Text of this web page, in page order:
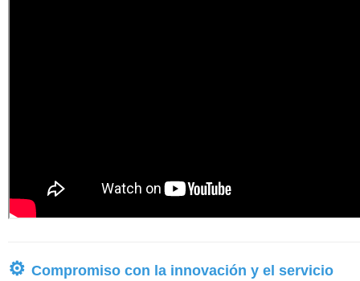
⚙ Compromiso con la innovación y el servicio